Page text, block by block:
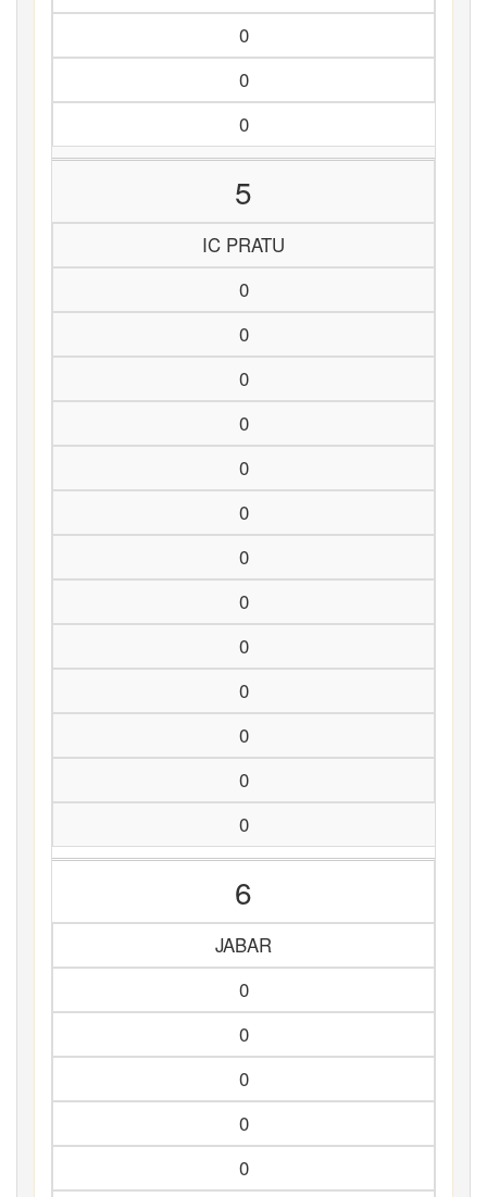
0
0
0
5
IC PRATU
0
0
0
0
0
0
0
0
0
0
0
0
0
6
JABAR
0
0
0
0
0